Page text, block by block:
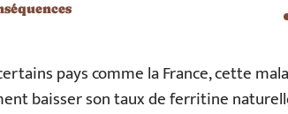
pays comme la France, cette
baisser son taux de ferritine